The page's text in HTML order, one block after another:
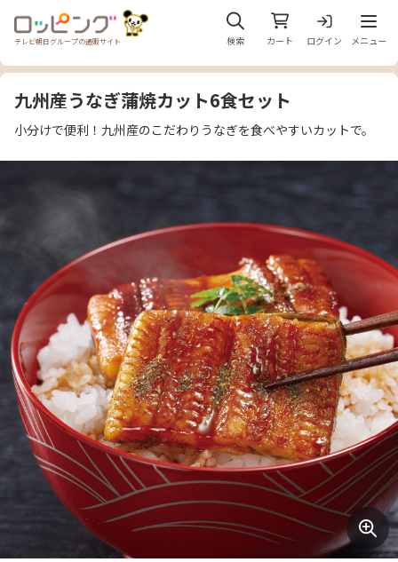
テレビ朝日グループの通販サイト 検索 カート ログイン
メニ
メニュー
九州産うなぎ蒲焼カット6食セット
小分けで便利！九州産のこだわりうなぎを食べやすいカットで。